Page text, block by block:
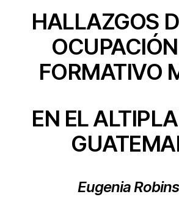
HALLAZGOS
FORMATIVO
EN EL
Eugenia